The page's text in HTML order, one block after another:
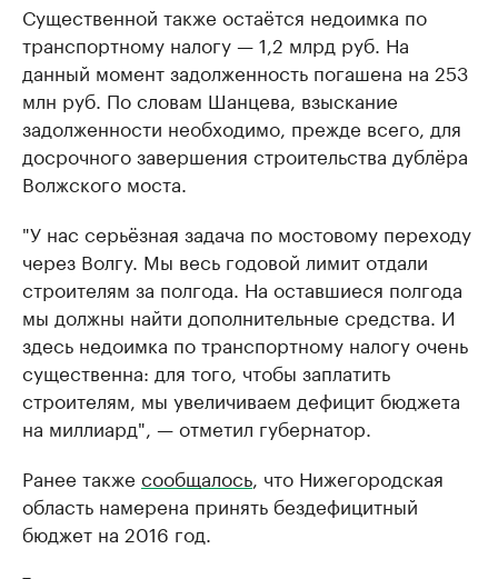
Существенной также остаётся недоимка по
транспортному налогу — 1,2 млрд руб. На
данный момент задолженность погашена на 253
млн руб. По словам Шанцева, взыскание
задолженности необходимо, прежде всего, для
досрочного завершения строительства дублёра
Волжского моста.
"У нас серьёзная задача по мостовому переходу
через Волгу. Мы весь годовой лимит отдали
строителям за полгода. На оставшиеся полгода
мы должны найти дополнительные средства. И
здесь недоимка по транспортному налогу очень
существенна: для того, чтобы заплатить
строителям, мы увеличиваем дефицит бюджета
на миллиард", — отметил губернатор.
Ранее также сообщалось, что Нижегородская
область намерена принять бездефицитный
бюджет на 2016 год.